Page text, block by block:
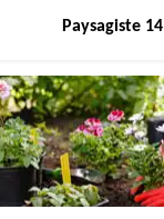
Paysagiste 14